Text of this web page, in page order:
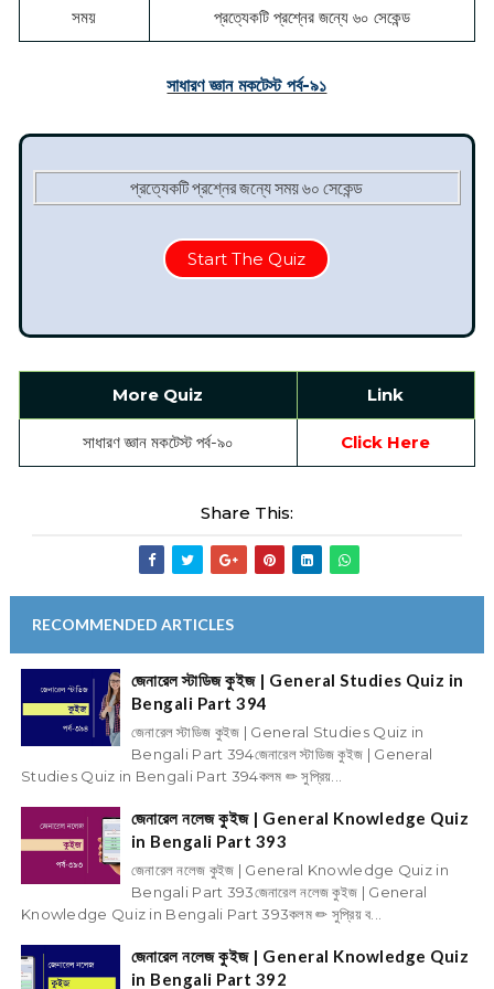
সময় প্রত্যেকটি প্রশ্নের জন্যে ৬০ সেকেন্ড
সাধারণ জ্ঞান মকটেস্ট পর্ব-৯১
প্রত্যেকটি প্রশ্নের জন্যে সময় ৬০ সেকেন্ড
Start The Quiz
More Quiz Link
সাধারণ জ্ঞান মকটেস্ট পর্ব-৯০ Click Here
Share This:
RECOMMENDED ARTICLES
জেনারেল স্টাডিজ কুইজ | General Studies Quiz in
Bengali Part 394
জেনারেল স্টাডিজ কুইজ | General Studies Quiz in
Bengali Part 394জেনারেল স্টাডিজ কুইজ | General
Studies Quiz in Bengali Part 394কলম ✏ সুপ্রিয়...
জেনারেল নলেজ কুইজ | General Knowledge Quiz
in Bengali Part 393
জেনারেল নলেজ কুইজ | General Knowledge Quiz in
Bengali Part 393জেনারেল নলেজ কুইজ | General
Knowledge Quiz in Bengali Part 393কলম ✏ সুপ্রিয় ব...
জেনারেল নলেজ কুইজ | General Knowledge Quiz
in Bengali Part 392